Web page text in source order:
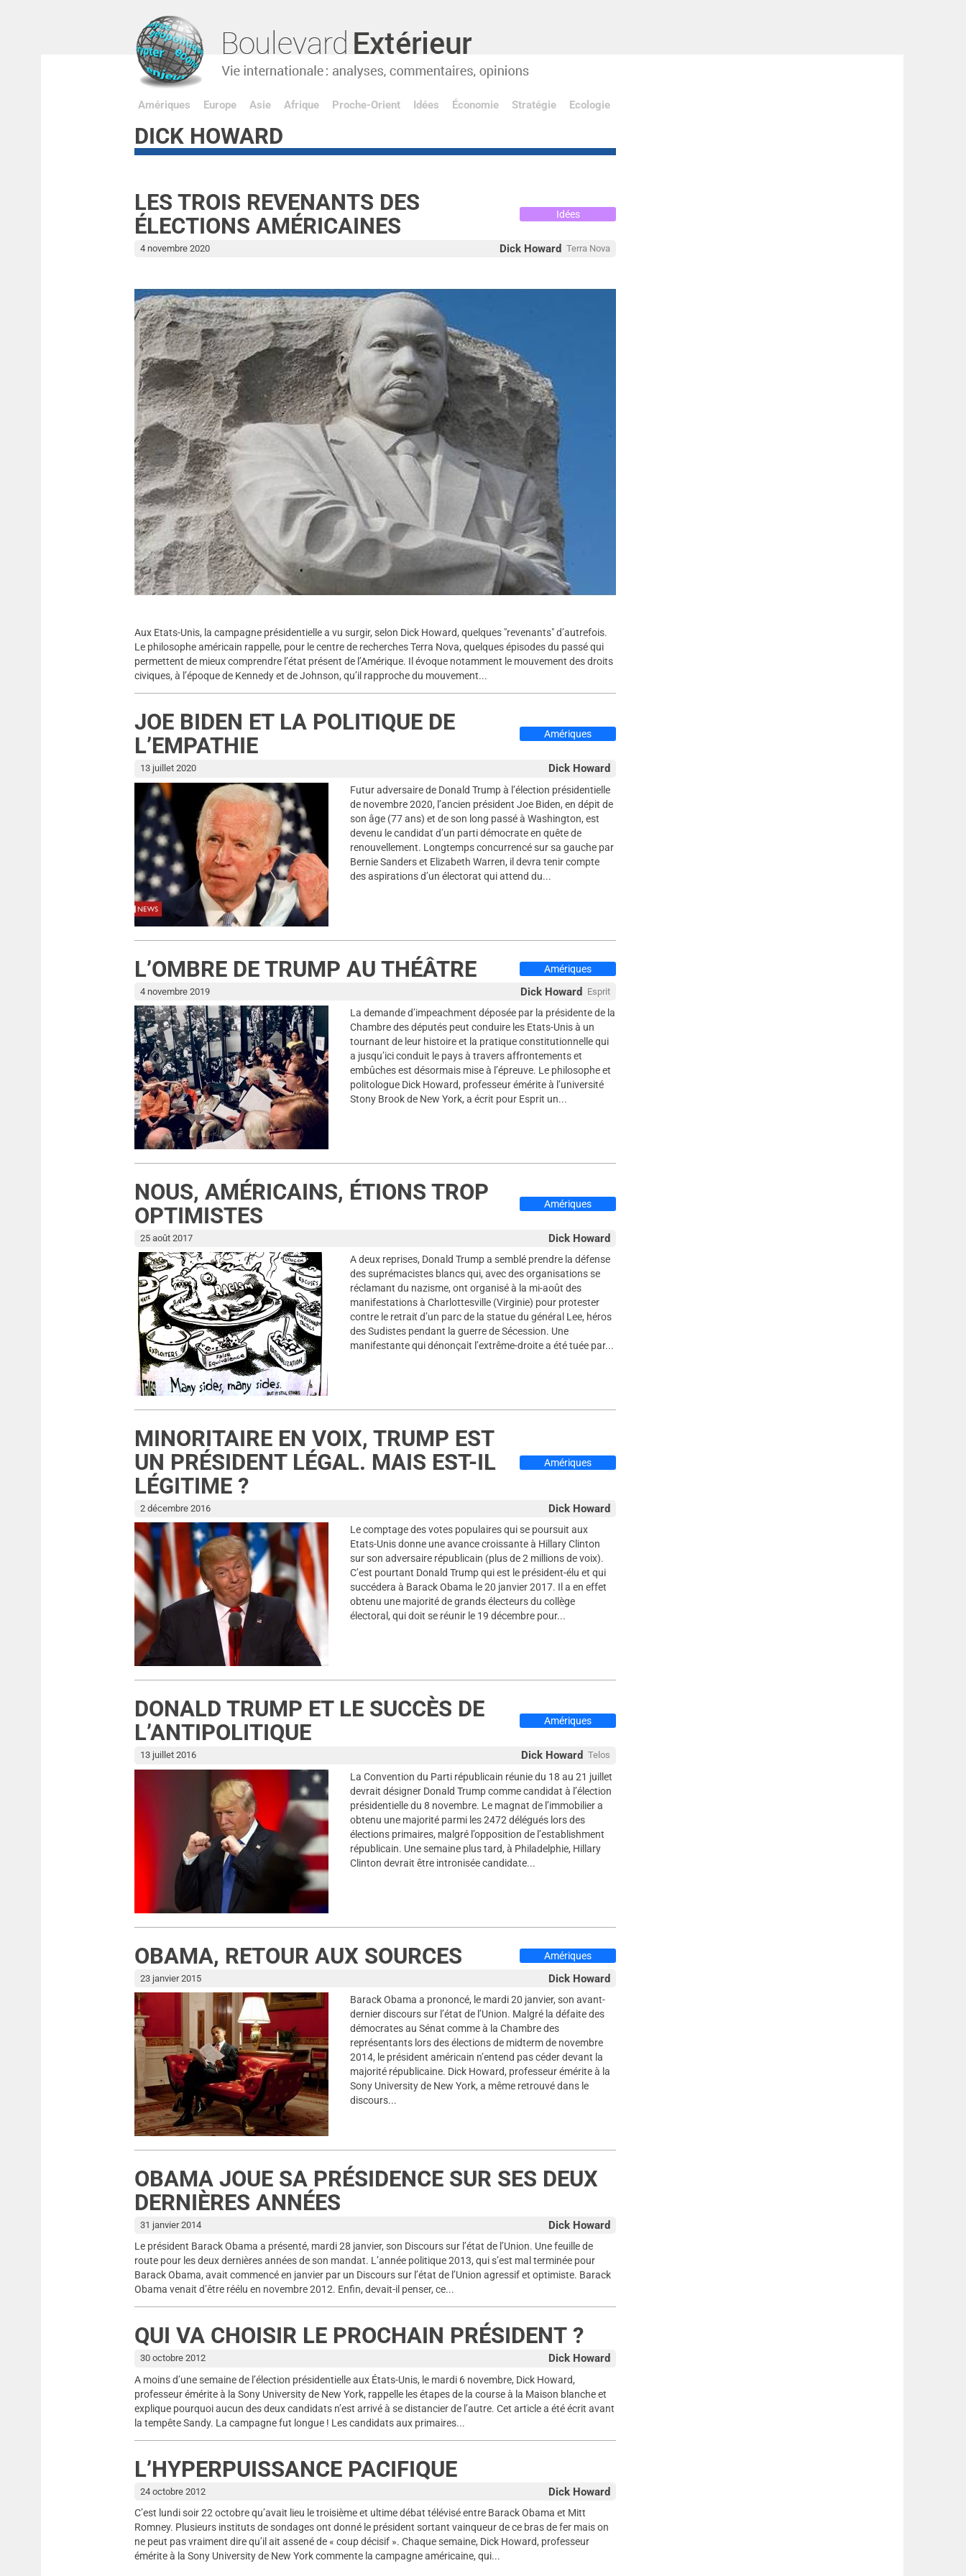
Amériques Europe Asie Afrique Proche-Orient Idées Économie Stratégie Ecologie
DICK HOWARD
Idées
LES TROIS REVENANTS DES
ÉLECTIONS AMÉRICAINES
Dick Howard Terra Nova
4 novembre 2020
Aux Etats-Unis, la campagne présidentielle a vu surgir, selon Dick Howard, quelques "revenants" d’autrefois.
Le philosophe américain rappelle, pour le centre de recherches Terra Nova, quelques épisodes du passé qui
permettent de mieux comprendre l’état présent de l’Amérique. Il évoque notamment le mouvement des droits
civiques, à l’époque de Kennedy et de Johnson, qu’il rapproche du mouvement...
Amériques
JOE BIDEN ET LA POLITIQUE DE
L’EMPATHIE
Dick Howard
13 juillet 2020
Futur adversaire de Donald Trump à l’élection présidentielle
de novembre 2020, l’ancien président Joe Biden, en dépit de
son âge (77 ans) et de son long passé à Washington, est
devenu le candidat d’un parti démocrate en quête de
renouvellement. Longtemps concurrencé sur sa gauche par
Bernie Sanders et Elizabeth Warren, il devra tenir compte
des aspirations d’un électorat qui attend du...
Amériques
L’OMBRE DE TRUMP AU THÉÂTRE
Dick Howard Esprit
4 novembre 2019
La demande d’impeachment déposée par la présidente de la
Chambre des députés peut conduire les Etats-Unis à un
tournant de leur histoire et la pratique constitutionnelle qui
a jusqu’ici conduit le pays à travers affrontements et
embûches est désormais mise à l’épreuve. Le philosophe et
politologue Dick Howard, professeur émérite à l’université
Stony Brook de New York, a écrit pour Esprit un...
Amériques
NOUS, AMÉRICAINS, ÉTIONS TROP
OPTIMISTES
Dick Howard
25 août 2017
A deux reprises, Donald Trump a semblé prendre la défense
des suprémacistes blancs qui, avec des organisations se
réclamant du nazisme, ont organisé à la mi-août des
manifestations à Charlottesville (Virginie) pour protester
contre le retrait d’un parc de la statue du général Lee, héros
des Sudistes pendant la guerre de Sécession. Une
manifestante qui dénonçait l’extrême-droite a été tuée par...
Amériques
MINORITAIRE EN VOIX, TRUMP EST
UN PRÉSIDENT LÉGAL. MAIS EST-IL
LÉGITIME ?
Dick Howard
2 décembre 2016
Le comptage des votes populaires qui se poursuit aux
Etats-Unis donne une avance croissante à Hillary Clinton
sur son adversaire républicain (plus de 2 millions de voix).
C’est pourtant Donald Trump qui est le président-élu et qui
succédera à Barack Obama le 20 janvier 2017. Il a en effet
obtenu une majorité de grands électeurs du collège
électoral, qui doit se réunir le 19 décembre pour...
Amériques
DONALD TRUMP ET LE SUCCÈS DE
L’ANTIPOLITIQUE
Dick Howard Telos
13 juillet 2016
La Convention du Parti républicain réunie du 18 au 21 juillet
devrait désigner Donald Trump comme candidat à l’élection
présidentielle du 8 novembre. Le magnat de l’immobilier a
obtenu une majorité parmi les 2472 délégués lors des
élections primaires, malgré l’opposition de l’establishment
républicain. Une semaine plus tard, à Philadelphie, Hillary
Clinton devrait être intronisée candidate...
Amériques
OBAMA, RETOUR AUX SOURCES
Dick Howard
23 janvier 2015
Barack Obama a prononcé, le mardi 20 janvier, son avant-
dernier discours sur l’état de l’Union. Malgré la défaite des
démocrates au Sénat comme à la Chambre des
représentants lors des élections de midterm de novembre
2014, le président américain n’entend pas céder devant la
majorité républicaine. Dick Howard, professeur émérite à la
Sony University de New York, a même retrouvé dans le
discours...
OBAMA JOUE SA PRÉSIDENCE SUR SES DEUX
DERNIÈRES ANNÉES
Dick Howard
31 janvier 2014
Le président Barack Obama a présenté, mardi 28 janvier, son Discours sur l’état de l’Union. Une feuille de
route pour les deux dernières années de son mandat. L’année politique 2013, qui s’est mal terminée pour
Barack Obama, avait commencé en janvier par un Discours sur l’état de l’Union agressif et optimiste. Barack
Obama venait d’être réélu en novembre 2012. Enfin, devait-il penser, ce...
QUI VA CHOISIR LE PROCHAIN PRÉSIDENT ?
Dick Howard
30 octobre 2012
A moins d’une semaine de l’élection présidentielle aux États-Unis, le mardi 6 novembre, Dick Howard,
professeur émérite à la Sony University de New York, rappelle les étapes de la course à la Maison blanche et
explique pourquoi aucun des deux candidats n’est arrivé à se distancier de l’autre. Cet article a été écrit avant
la tempête Sandy. La campagne fut longue ! Les candidats aux primaires...
L’HYPERPUISSANCE PACIFIQUE
Dick Howard
24 octobre 2012
C’est lundi soir 22 octobre qu’avait lieu le troisième et ultime débat télévisé entre Barack Obama et Mitt
Romney. Plusieurs instituts de sondages ont donné le président sortant vainqueur de ce bras de fer mais on
ne peut pas vraiment dire qu’il ait assené de « coup décisif ». Chaque semaine, Dick Howard, professeur
émérite à la Sony University de New York commente la campagne américaine, qui...